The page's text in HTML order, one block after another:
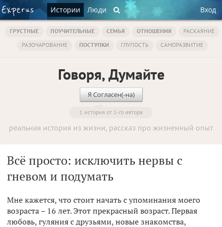
Истории Люди Вход
ГРУСТНЫЕ ПОУЧИТЕЛЬНЫЕ СЕМЬЯ ОТНОШЕНИЯ
РАСКАЯНИЕ
РАЗОЧАРОВАНИЕ
ПОСТУПКИ ГЛУПОСТЬ САМОРАЗВИТИЕ
Говоря, Думайте
Я Согласен(-на)
1 история от 1-го автора
реальная история из жизни, рассказ про жизненный опыт
Всё просто: исключить нервы с
гневом и подумать
Мне кажется, что стоит начать с упоминания моего
возраста – 16 лет. Этот прекрасный возраст. Первая
любовь, гуляния с друзьями, новые знакомства,